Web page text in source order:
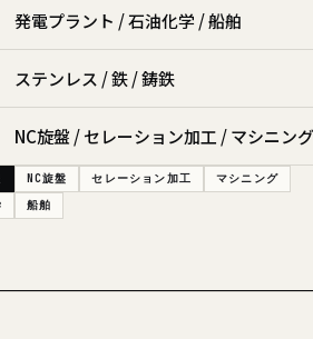
発電プラント / 石油化学 / 船舶
ステンレス / 鉄 / 鋳鉄
NC旋盤 / セレーション加工 / マシニング
NC旋盤 セレーション加工
マシニング
船舶